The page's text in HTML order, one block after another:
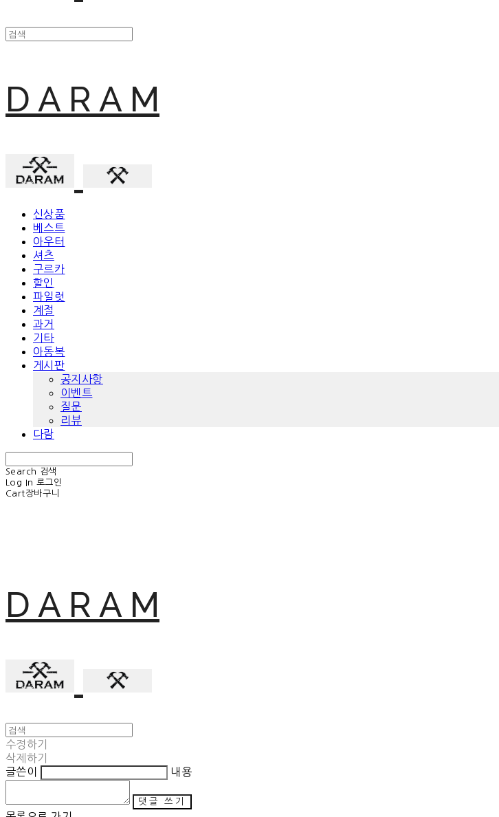
D A R A M
신상품
베스트
아우터
셔츠
구르카
할인
파일럿
계절
과거
기타
아동복
게시판
공지사항
이벤트
질문
리뷰
다람
Search
검색
Log In
로그인
Cart장바구니
D A R A M
수정하기
삭제하기
글쓴이
내용
댓글 쓰기